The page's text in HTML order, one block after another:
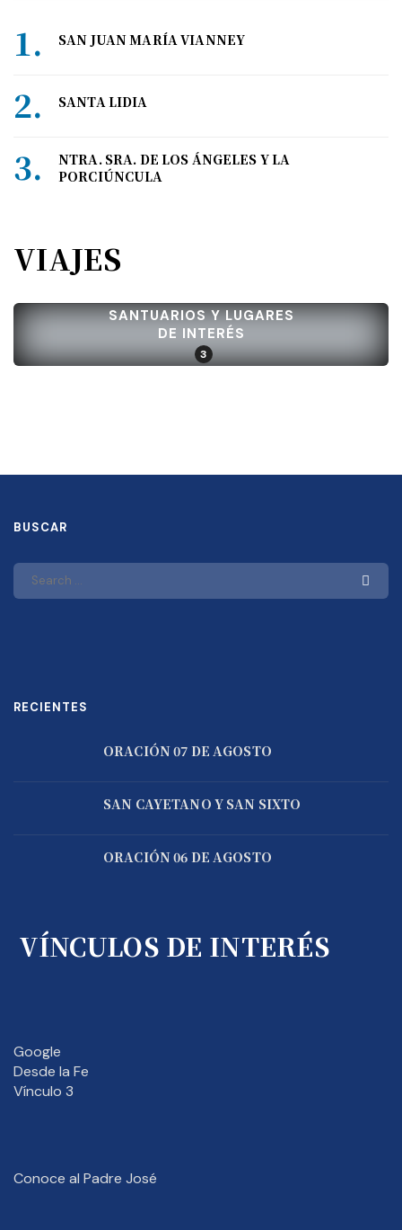
SAN JUAN MARÍA VIANNEY
SANTA LIDIA
NTRA. SRA. DE LOS ÁNGELES Y LA
PORCIÚNCULA
VIAJES
SANTUARIOS Y LUGARES
DE INTERÉS
3
BUSCAR
RECIENTES
ORACIÓN 07 DE AGOSTO
SAN CAYETANO Y SAN SIXTO
ORACIÓN 06 DE AGOSTO
VÍNCULOS DE INTERÉS
Google
Desde la Fe
Vínculo 3
Conoce al Padre José